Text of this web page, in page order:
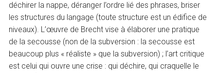
déchirer la nappe, déranger l’ordre lié des phrases, briser
les structures du langage (toute structure est un édifice de
niveaux). L’œuvre de Brecht vise à élaborer une pratique
de la secousse (non de la subversion : la secousse est
beaucoup plus « réaliste » que la subversion) ; l’art critique
est celui qui ouvre une crise : qui déchire, qui craquelle le